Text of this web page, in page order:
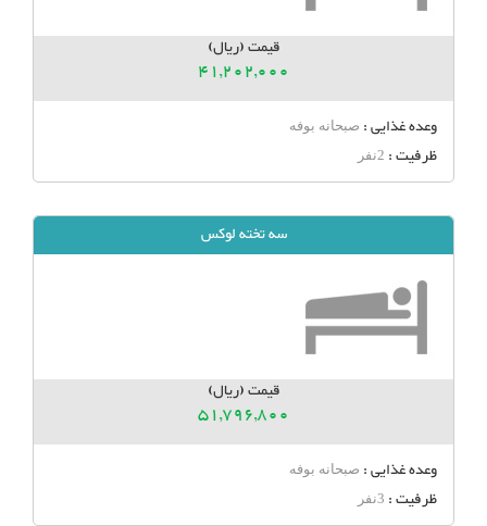
قیمت (ریال)
41,202,000
وعده غذایی : صبحانه بوفه
ظرفیت : 2نفر
سه تخته لوکس
قیمت (ریال)
51,796,800
وعده غذایی : صبحانه بوفه
ظرفیت : 3نفر